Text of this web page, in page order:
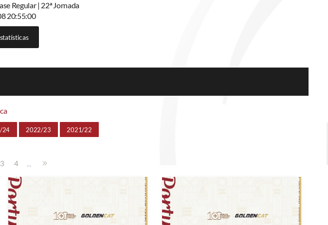
Regular | 22ª Jornada
20:55:00
24 2022/23 2021/22
3 4 ...